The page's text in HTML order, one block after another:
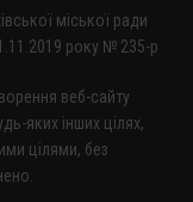
міської ради
року № 235-р
веб-сайту
яких інших цілях,
цілями, без